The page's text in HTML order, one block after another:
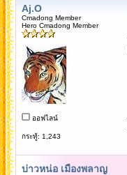
Aj.O
Cmadong Member
Hero Cmadong Member
ออฟไลน์
กระทู้: 1,243
บ่าวหน่อ เมืองพลาญ